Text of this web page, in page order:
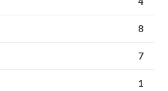
8
7
1